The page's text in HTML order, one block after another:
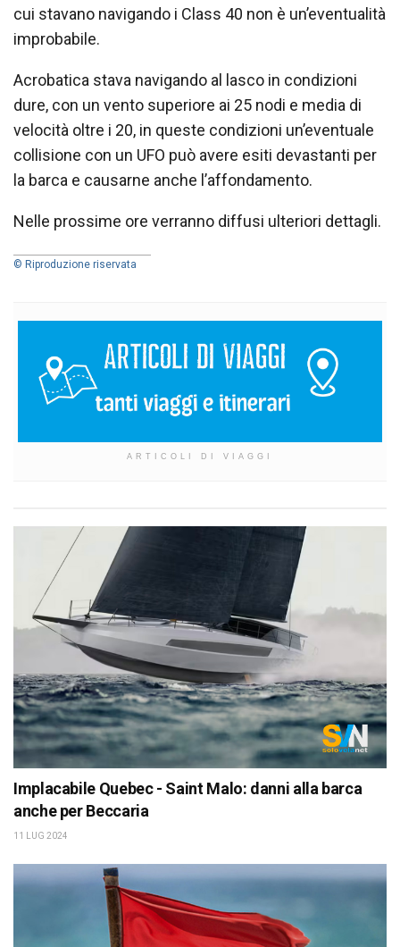
cui stavano navigando i Class 40 non è un’eventualità
improbabile.
Acrobatica stava navigando al lasco in condizioni
dure, con un vento superiore ai 25 nodi e media di
velocità oltre i 20, in queste condizioni un’eventuale
collisione con un UFO può avere esiti devastanti per
la barca e causarne anche l’affondamento.
Nelle prossime ore verranno diffusi ulteriori dettagli.
© Riproduzione riservata
ARTICOLI DI VIAGGI
Implacabile Quebec - Saint Malo: danni alla barca
anche per Beccaria
11 LUG 2024